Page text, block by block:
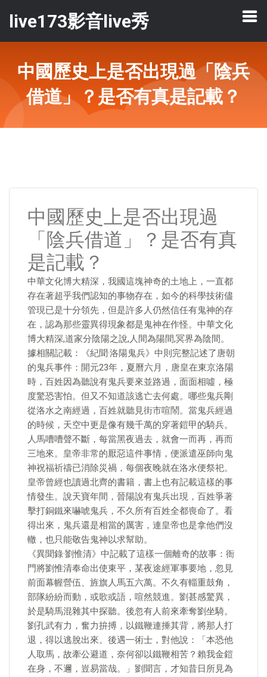
live173影音live秀
中國歷史上是否出現過「陰兵
借道」？是否有真是記載？
中國歷史上是否出現過
「陰兵借道」？是否有真
是記載？
中華文化博大精深，我國這塊神奇的土地上，一直都
存在著超乎我們認知的事物存在，如今的科學技術儘
管現已是十分領先，但是許多人仍然信任有鬼神的存
在，認為那些靈異得現象都是鬼神在作怪。中華文化
博大精深,道家分陰陽之說,人間為陽間,冥界為陰間。
據相關記載：《紀聞·洛陽鬼兵》中則完整記述了唐朝
的鬼兵事件：開元23年，夏曆六月，唐皇在東京洛陽
時，百姓因為聽說有鬼兵要來並路過，面面相噓，極
度驚恐害怕。但又不知道該逃亡去何處。哪些鬼兵剛
從洛水之南經過，百姓就聽見街市喧鬧。當鬼兵經過
的時候，天空中更是像有幾千萬的穿著鎧甲的騎兵。
人馬嘈嘈聲不斷，每當黑夜過去，就會一而再，再而
三地來。皇帝非常的厭惡這件事情，便派遣巫師向鬼
神祝福祈禱已消除災禍，每個夜晚就在洛水便祭祀。
皇帝曾經也讀過北齊的書籍，書上也有記載這樣的事
情發生。說天寶年間，晉陽說有鬼兵出現，百姓爭著
擊打銅鐵來嚇唬鬼兵，不久所有百姓全都喪命了。看
得出來，鬼兵還是相當的厲害，連皇帝也是拿他們沒
轍，也只能敬告鬼神以求幫助。
《異聞錄·劉惟清》中記載了這樣一個離奇的故事：衙
門將劉惟清奉命出使東平，某夜途經軍事要地，忽見
前面幕幄營伍、旌旗人馬五六萬。不久有輜重鼓角，
部隊紛紛而動，或歌或語，喧然競進。劉甚感驚異，
於是騎馬混雜其中探聽。後忽有人前來牽奪劉坐騎。
劉孔武有力，奮力拚搏，以鐵鞭連捶其背，將那人打
退，得以逃脫出來。後遇一術士，對他說：「本恐他
人取馬，故牽公避道，奈何卻以鐵鞭相苦？賴我金鎧
在身，不邇，豈易當哉。」劉聞言，才知昔日所見為